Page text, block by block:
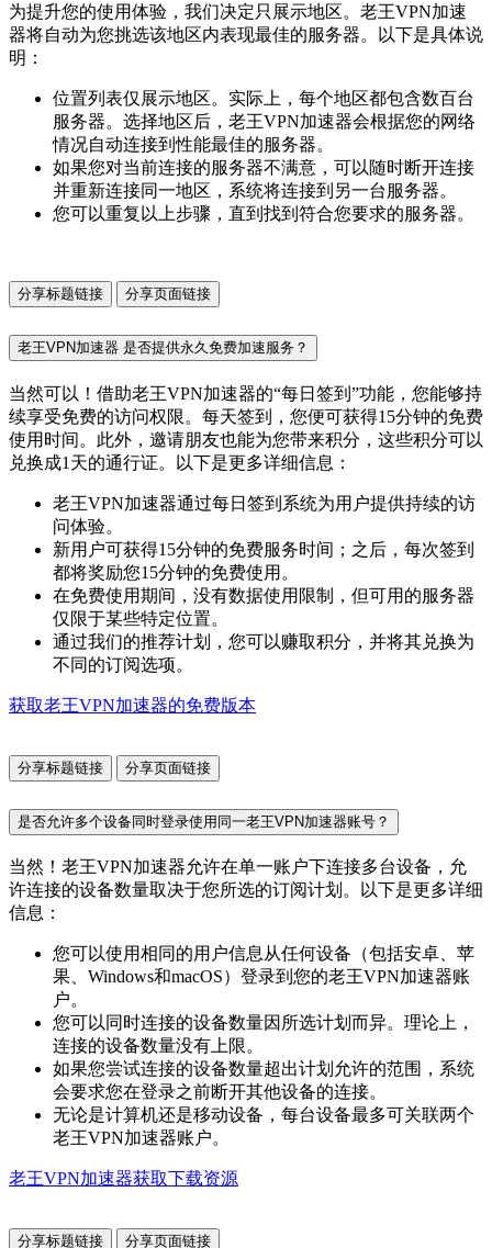
为提升您的使用体验，我们决定只展示地区。老王VPN加速
器将自动为您挑选该地区内表现最佳的服务器。以下是具体说
明：
位置列表仅展示地区。实际上，每个地区都包含数百台
服务器。选择地区后，老王VPN加速器会根据您的网络
情况自动连接到性能最佳的服务器。
如果您对当前连接的服务器不满意，可以随时断开连接
并重新连接同一地区，系统将连接到另一台服务器。
您可以重复以上步骤，直到找到符合您要求的服务器。
分享标题链接 分享页面链接
老王VPN加速器 是否提供永久免费加速服务？
当然可以！借助老王VPN加速器的“每日签到”功能，您能够持
续享受免费的访问权限。每天签到，您便可获得15分钟的免费
使用时间。此外，邀请朋友也能为您带来积分，这些积分可以
兑换成1天的通行证。以下是更多详细信息：
老王VPN加速器通过每日签到系统为用户提供持续的访
问体验。
新用户可获得15分钟的免费服务时间；之后，每次签到
都将奖励您15分钟的免费使用。
在免费使用期间，没有数据使用限制，但可用的服务器
仅限于某些特定位置。
通过我们的推荐计划，您可以赚取积分，并将其兑换为
不同的订阅选项。
获取老王VPN加速器的免费版本
分享标题链接 分享页面链接
是否允许多个设备同时登录使用同一老王VPN加速器账号？
当然！老王VPN加速器允许在单一账户下连接多台设备，允
许连接的设备数量取决于您所选的订阅计划。以下是更多详细
信息：
您可以使用相同的用户信息从任何设备（包括安卓、苹
果、Windows和macOS）登录到您的老王VPN加速器账
户。
您可以同时连接的设备数量因所选计划而异。理论上，
连接的设备数量没有上限。
如果您尝试连接的设备数量超出计划允许的范围，系统
会要求您在登录之前断开其他设备的连接。
无论是计算机还是移动设备，每台设备最多可关联两个
老王VPN加速器账户。
老王VPN加速器获取下载资源
分享标题链接 分享页面链接